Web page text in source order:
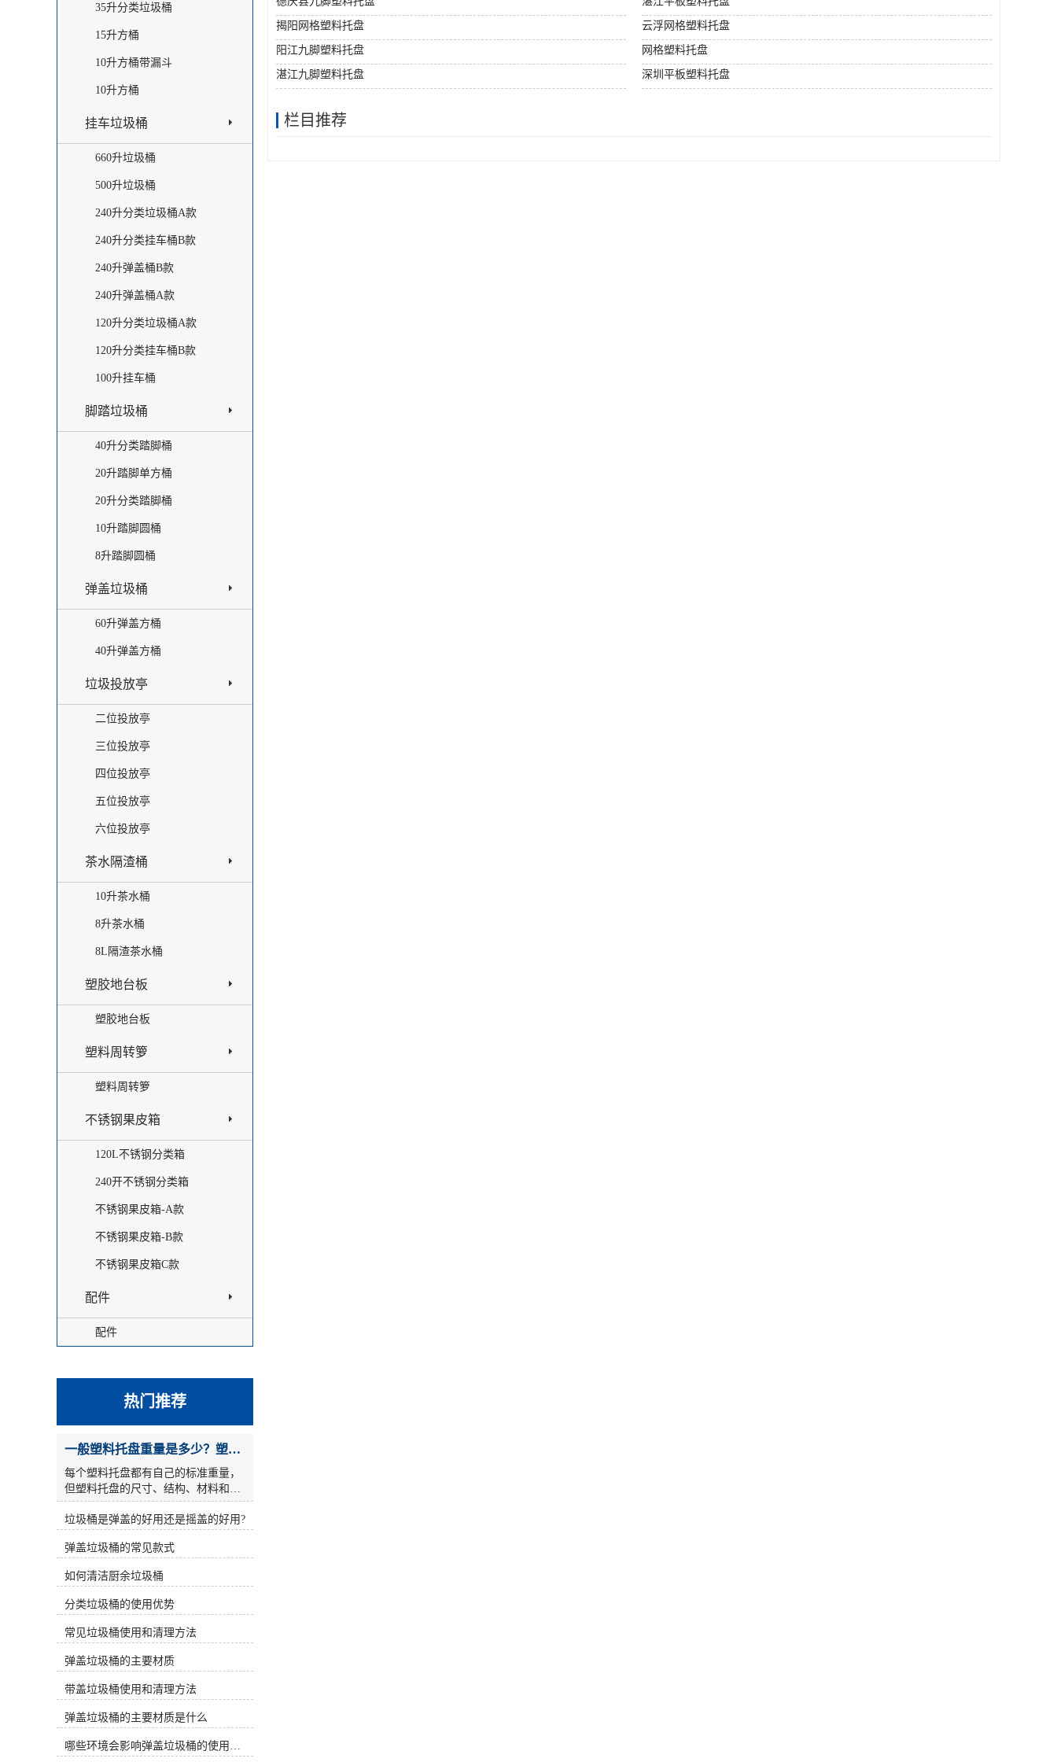
揭阳网格塑料托盘 云浮网格塑料托盘
阳江九脚塑料托盘 网格塑料托盘
湛江九脚塑料托盘 深圳平板塑料托盘
栏目推荐
35升分类垃圾桶
15升方桶
10升方桶带漏斗
10升方桶
挂车垃圾桶
660升垃圾桶
500升垃圾桶
240升分类垃圾桶A款
240升分类挂车桶B款
240升弹盖桶B款
240升弹盖桶A款
120升分类垃圾桶A款
120升分类挂车桶B款
100升挂车桶
脚踏垃圾桶
40升分类踏脚桶
20升踏脚单方桶
20升分类踏脚桶
10升踏脚圆桶
8升踏脚圆桶
弹盖垃圾桶
60升弹盖方桶
40升弹盖方桶
垃圾投放亭
二位投放亭
三位投放亭
四位投放亭
五位投放亭
六位投放亭
茶水隔渣桶
10升茶水桶
8升茶水桶
8L隔渣茶水桶
塑胶地台板
塑胶地台板
塑料周转箩
塑料周转箩
不锈钢果皮箱
120L不锈钢分类箱
240开不锈钢分类箱
不锈钢果皮箱-A款
不锈钢果皮箱-B款
不锈钢果皮箱C款
配件
配件
热门推荐
一般塑料托盘重量是多少？塑料托盘自重是否影响质量？
每个塑料托盘都有自己的标准重量，
但塑料托盘的尺寸、结构、材料和湿
度可能不同，不同塑料托盘制造商生
产的同一托盘的重量也不同。那么，
托盘的重量是否会影响塑料托盘的质
量？ 塑料托盘的标准重量 塑料托盘
分为轻型、标准型和重型三种类型。
这三种类型的划分是根据塑料托盘的
载荷重量来确定的。同时，载荷重量
越重，托盘本身的重量就越重。一般
来说，轻塑料托盘的重量为6-10kg，
形状主要为九角形。中型塑料托盘的
四川和田野。重塑料托盘超过20kg，
一般为双面。 值得一提的是，制造商
在生产塑料托盘时存在一定的重量误
差。塑料托盘的误差是正常的，但这
种误差也有一定的标准，差异不是正
垃圾桶是弹盖的好用还是摇盖的好用?
弹盖垃圾桶的常见款式
如何清洁厨余垃圾桶
分类垃圾桶的使用优势
常见垃圾桶使用和清理方法
弹盖垃圾桶的主要材质
带盖垃圾桶使用和清理方法
弹盖垃圾桶的主要材质是什么
哪些环境会影响弹盖垃圾桶的使用寿命